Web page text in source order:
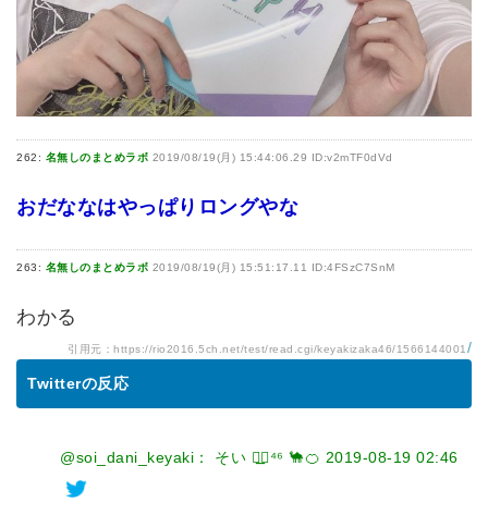
262: 名無しのまとめラボ 2019/08/19(月) 15:44:06.29 ID:v2mTF0dVd
おだななはやっぱりロングやな
263: 名無しのまとめラボ 2019/08/19(月) 15:51:17.11 ID:4FSzC7SnM
わかる
引用元： https://rio2016.5ch.net/test/read.cgi/keyakizaka46/1566144001/
Twitterの反応
@soi_dani_keyaki： そい ◢͟￨⁴⁶ 🐪🍊 2019-08-19 02:46